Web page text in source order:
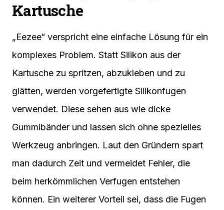
Kartusche
„Eezee“ verspricht eine einfache Lösung für ein
komplexes Problem. Statt Silikon aus der
Kartusche zu spritzen, abzukleben und zu
glätten, werden vorgefertigte Silikonfugen
verwendet. Diese sehen aus wie dicke
Gummibänder und lassen sich ohne spezielles
Werkzeug anbringen. Laut den Gründern spart
man dadurch Zeit und vermeidet Fehler, die
beim herkömmlichen Verfugen entstehen
können. Ein weiterer Vorteil sei, dass die Fugen